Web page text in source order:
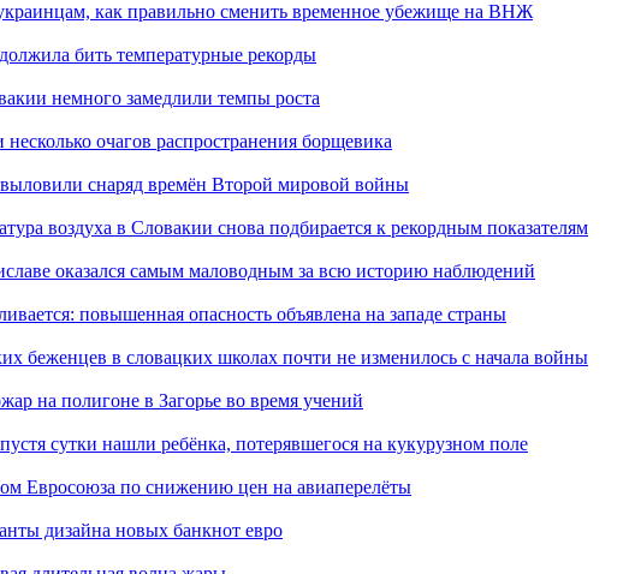
как правильно сменить временное убежище на ВНЖ
бить температурные рекорды
немного замедлили темпы роста
очагов распространения борщевика
снаряд времён Второй мировой войны
воздуха в Словакии снова подбирается к рекордным показателям
оказался самым маловодным за всю историю наблюдений
повышенная опасность объявлена на западе страны
беженцев в словацких школах почти не изменилось с начала войны
на полигоне в Загорье во время учений
сутки нашли ребёнка, потерявшегося на кукурузном поле
Евросоюза по снижению цен на авиаперелёты
дизайна новых банкнот евро